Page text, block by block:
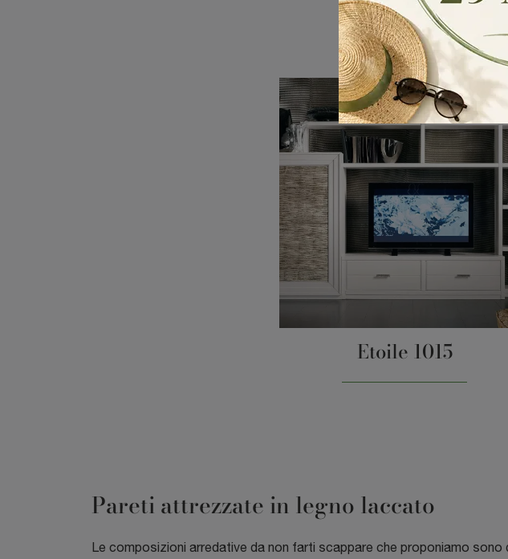
Elettra 1020
Etoile 1015
Pareti attrezzate in legno laccato
Le composizioni arredative da non farti scappare che proponiamo